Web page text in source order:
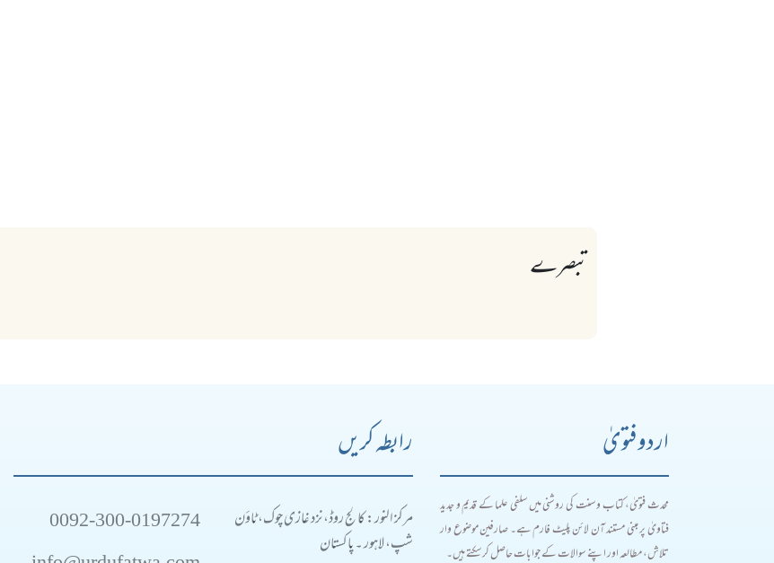
تبصرے
اردو فتویٰ
محدث فتویٰ، کتاب و سنت کی روشنی میں سلفی علما کے قدیم و جدید
فتاویٰ پر مبنی مستند آن لائن پلیٹ فارم ہے۔ صارفین موضوع وار
تلاش، مطالعہ اور اپنے سوالات کے جوابات حاصل کر سکتے ہیں۔
رابطہ کریں
مرکز النور: کالج روڈ، نزد غازی چوک، ٹاؤن
شپ، لاہور ۔ پاکستان
0092-300-0197274